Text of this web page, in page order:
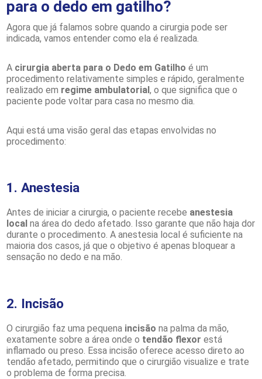
para o dedo em gatilho?
Agora que já falamos sobre quando a cirurgia pode ser
indicada, vamos entender como ela é realizada.
A cirurgia aberta para o Dedo em Gatilho é um
procedimento relativamente simples e rápido, geralmente
realizado em regime ambulatorial, o que significa que o
paciente pode voltar para casa no mesmo dia.
Aqui está uma visão geral das etapas envolvidas no
procedimento:
1. Anestesia
Antes de iniciar a cirurgia, o paciente recebe anestesia
local na área do dedo afetado. Isso garante que não haja dor
durante o procedimento. A anestesia local é suficiente na
maioria dos casos, já que o objetivo é apenas bloquear a
sensação no dedo e na mão.
2. Incisão
O cirurgião faz uma pequena incisão na palma da mão,
exatamente sobre a área onde o tendão flexor está
inflamado ou preso. Essa incisão oferece acesso direto ao
tendão afetado, permitindo que o cirurgião visualize e trate
o problema de forma precisa.